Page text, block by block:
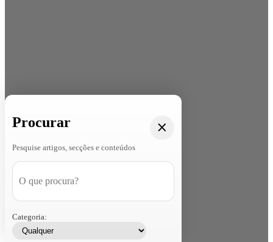
Procurar
Pesquise artigos, secções e conteúdos
Categoria: